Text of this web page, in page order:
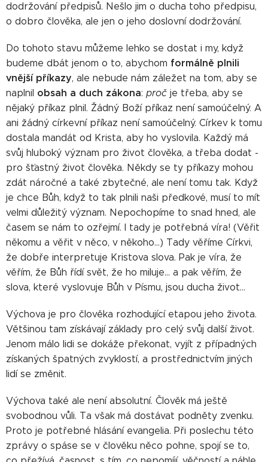
dodržování předpisů. Nešlo jim o ducha toho předpisu,
o dobro člověka, ale jen o jeho doslovní dodržování.
Do tohoto stavu můžeme lehko se dostat i my, když
budeme dbát jenom o to, abychom formálně plnili
vnější příkazy, ale nebude nám záležet na tom, aby se
naplnil obsah a duch zákona: proč je třeba, aby se
nějaký příkaz plnil. Žádný Boží příkaz není samoúčelný. A
ani žádný církevní příkaz není samoúčelný. Církev k tomu
dostala mandát od Krista, aby ho vyslovila. Každý má
svůj hluboký význam pro život člověka, a třeba dodat -
pro šťastný život člověka. Někdy se ty příkazy mohou
zdát náročné a také zbytečné, ale není tomu tak. Když
je chce Bůh, když to tak plnili naši předkové, musí to mít
velmi důležitý význam. Nepochopíme to snad hned, ale
časem se nám to ozřejmí. I tady je potřebná víra! (Věřit
někomu a věřit v něco, v někoho...) Tady věříme Církvi,
že dobře interpretuje Kristova slova. Pak je víra, že
věřím, že Bůh řídí svět, že ho miluje... a pak věřím, že
slova, které vyslovuje Bůh v Písmu, jsou ducha život...
Výchova je pro člověka rozhodující etapou jeho života.
Většinou tam získávají základy pro celý svůj další život.
Jenom málo lidi se dokáže překonat, vyjít z případných
získaných špatných zvyklostí, a prostřednictvím jiných
lidí se změnit.
Výchova také ale není absolutní. Člověk má ještě
svobodnou vůli. Ta však má dostávat podněty zvenku.
Proto je potřebné hlásání evangelia. Při poslechu této
zprávy o spáse se v člověku něco pohne, spojí se to,